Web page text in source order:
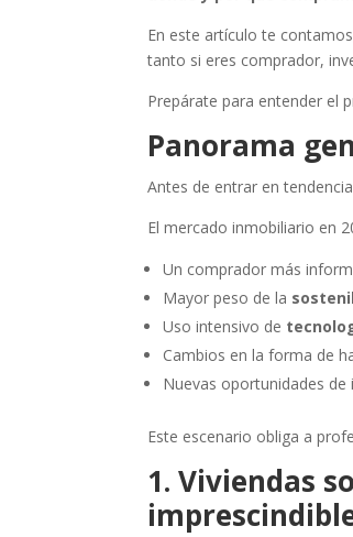
En este artículo te
tanto si eres comprador,
Prepárate para entender el
Panorama
Antes de entrar en
El mercado inmobiliario en
Un comprador más
Mayor peso de la
Uso intensivo de
Cambios en la forma de
Nuevas oportunidades
Este escenario obliga a
1. Viviendas